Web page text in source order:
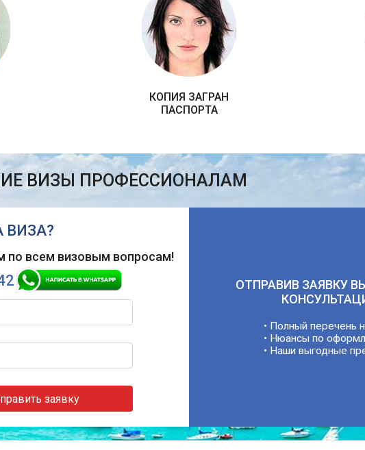
КОПИЯ ЗАГРАН
ПАСПОРТА
ВИЗЫ ПРОФЕССИОНАЛАМ
по всем визовым вопросам!
заявку
ОТПРАВИВ ЗАЯВКУ
• Полный перечень
• Нюансы по
• Наши выгодные